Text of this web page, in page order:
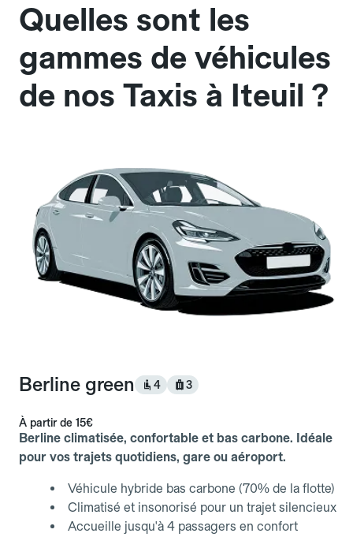
Quelles sont les
gammes de véhicules
de nos Taxis à Iteuil ?
Berline green 4 3
À partir de 15€
Berline climatisée, confortable et bas carbone. Idéale
pour vos trajets quotidiens, gare ou aéroport.
Véhicule hybride bas carbone (70% de la flotte)
Climatisé et insonorisé pour un trajet silencieux
Accueille jusqu'à 4 passagers en confort